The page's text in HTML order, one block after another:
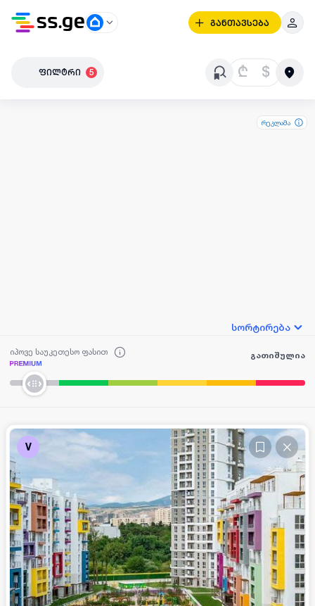
განთავსება
ფილტრი 5 ₾ $
რეკლამა
სორტირება
იპოვე საუკეთესო ფასით გათიშულია
V